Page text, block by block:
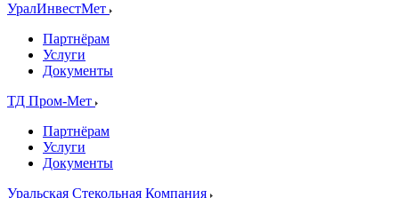
УралИнвестМет
Партнёрам
Услуги
Документы
ТД Пром-Мет
Партнёрам
Услуги
Документы
Уральская Стекольная Компания